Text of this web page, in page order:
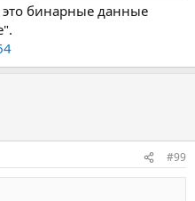
бинарные данные
#99